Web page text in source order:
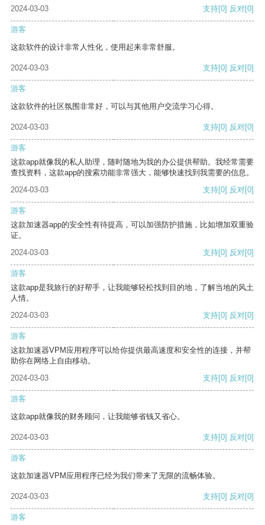
2024-03-03 支持[0] 反对[0]
游客
这款软件的设计非常人性化，使用起来非常舒服。
2024-03-03 支持[0] 反对[0]
游客
这款软件的社区氛围非常好，可以与其他用户交流学习心得。
2024-03-03 支持[0] 反对[0]
游客
这款app就像我的私人助理，随时随地为我的办公提供帮助。我经常需要
查找资料，这款app的搜索功能非常强大，能够快速找到我需要的信息。
2024-03-03
支持[0] 反对[0]
游客
这款加速器app的安全性有待提高，可以加强防护措施，比如增加双重验
证。
2024-03-03
支持[0] 反对[0]
游客
这款app是我旅行的好帮手，让我能够轻松找到目的地，了解当地的风土
人情。
2024-03-03
支持[0] 反对[0]
游客
这款加速器VPM应用程序可以给你提供最高速度和安全性的连接，并帮
助你在网络上自由移动。
2024-03-03
支持[0] 反对[0]
游客
这款app就像我的财务顾问，让我能够省钱又省心。
2024-03-03 支持[0] 反对[0]
游客
这款加速器VPM应用程序已经为我们带来了无限的流畅体验。
2024-03-03 支持[0] 反对[0]
游客